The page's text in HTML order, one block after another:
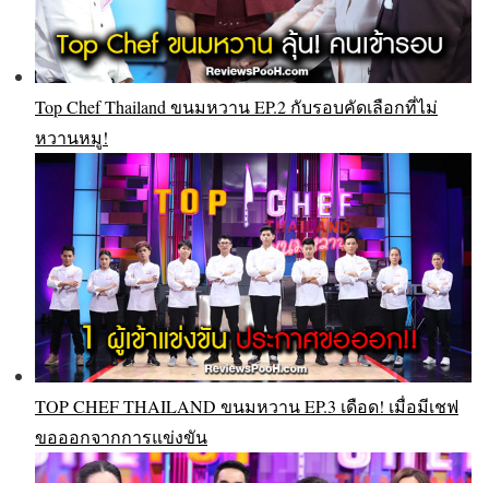
Top Chef Thailand ขนมหวาน EP.2 กับรอบคัดเลือกที่ไม่
หวานหมู!
TOP CHEF THAILAND ขนมหวาน EP.3 เดือด! เมื่อมีเชฟ
ขอออกจากการแข่งขัน